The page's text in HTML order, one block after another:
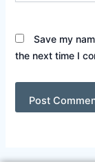
Save my
the next time I